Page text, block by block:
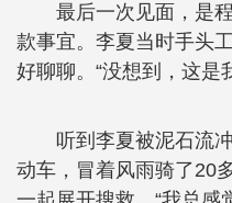
最后一次见面，是
款事宜。李夏当时手头
好聊聊。“没想到，这是
听到李夏被泥石流
动车，冒着风雨骑了20